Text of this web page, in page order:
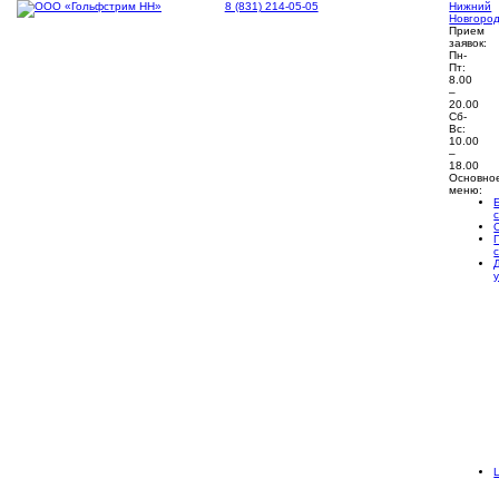
8 (831) 214-05-05
Нижний
Прием
заявок:
Пн-
Пт:
8.00
–
20.00
Сб-
Вс:
10.00
–
18.00
меню: